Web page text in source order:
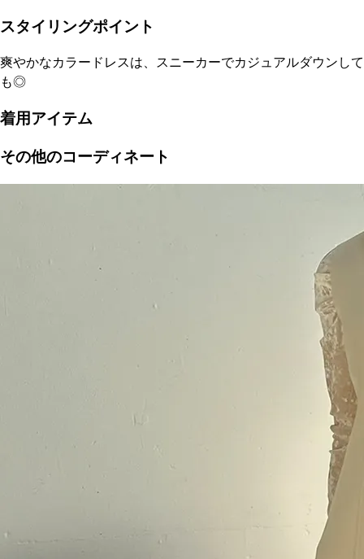
スタイリングポイント
爽やかなカラードレスは、スニーカーでカジュアルダウンして
も◎
着用アイテム
その他のコーディネート